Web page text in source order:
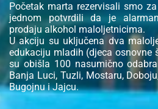
Početak marta rezervisali smo
jednom potvrdili da je
prodaju alkohol maloljetnicima.
U akciju su uključena dva
edukaciju mladih (djeca osnovne
su obišla 100 nasumično
Banja Luci, Tuzli, Mostaru,
Bugojnu i Jajcu.